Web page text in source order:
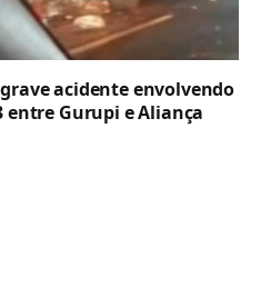
acidente envolvendo
entre Gurupi e Aliança